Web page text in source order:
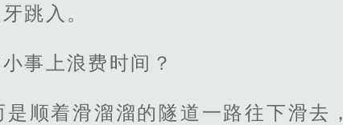
跳入。
事上浪费时间？
顺着滑溜溜的隧道一路往下滑去，